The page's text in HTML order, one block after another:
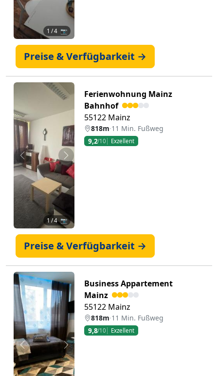
1 / 4 📷
Preise & Verfügbarkeit →
Zurück Weiter
1 / 4 📷
Ferienwohnung Mainz
Bahnhof
55122 Mainz
818m·11 Min. Fußweg
9,2/10 Exzellent
Preise & Verfügbarkeit →
Zurück Weiter
Business Appartement
Mainz
55122 Mainz
818m·11 Min. Fußweg
9,8/10 Exzellent